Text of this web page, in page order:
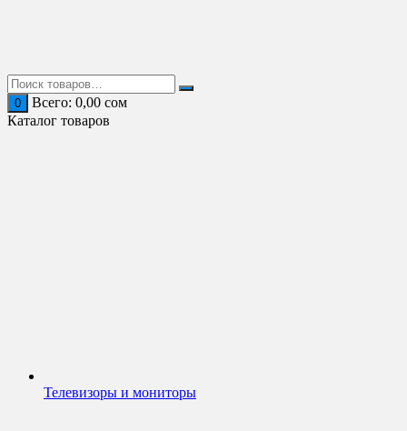
0 Всего: 0,00 сом
Каталог товаров
Телевизоры и мониторы